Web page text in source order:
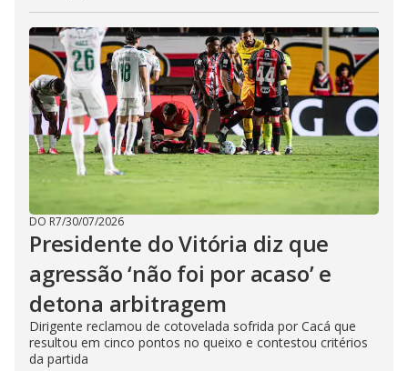
DO R7/30/07/2026
Presidente do Vitória diz que
agressão ‘não foi por acaso’ e
detona arbitragem
Dirigente reclamou de cotovelada sofrida por Cacá que
resultou em cinco pontos no queixo e contestou critérios
da partida